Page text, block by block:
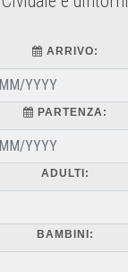
ARRIVO:
PARTENZA:
ADULTI:
BAMBINI: